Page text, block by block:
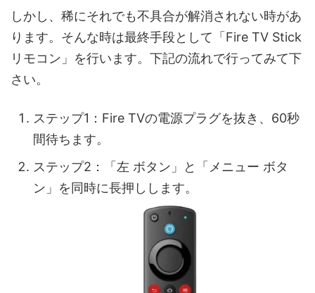
しかし、稀にそれでも不具合が解消されない時があ
ります。そんな時は最終手段として「Fire TV Stick
リモコン」を行います。下記の流れで行ってみて下
さい。
ステップ1：Fire TVの電源プラグを抜き、60秒
間待ちます。
ステップ2：「左 ボタン」と「メニュー ボタ
ン」を同時に長押しします。